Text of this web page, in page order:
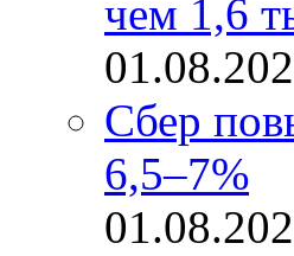
чем 1,6
Сбер
6,5–7%